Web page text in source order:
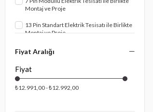
PEUGEOT 407 - ÇEKI DEMIRI
PEUGEOT 5008 - ÇEKI DEMIRI
PEUGEOT BIPPER - ÇEKI DEMIRI
PEUGEOT BOXER - ÇEKI DEMIRI
PEUGEOT EXPERT - ÇEKI DEMIRI
Montaj ve Proje
13 Pin Standart Elektrik Tesisatı ile Birlikte
Montaj ve Proje
13 Pin Modüllü Elektrik Tesisatı ile Birlikte
Montaj ve Proje
Fiyat Aralığı
₺12.991,00 - ₺12.992,00